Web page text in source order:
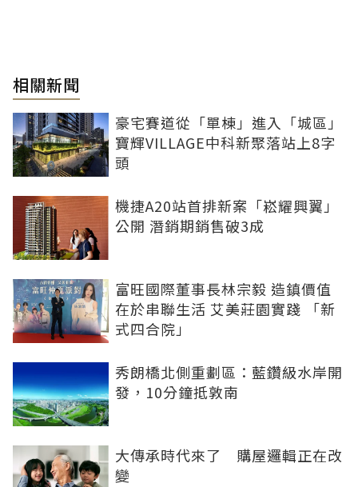
相關新聞
豪宅賽道從「單棟」進入「城區」
寶輝VILLAGE中科新聚落站上8字
頭
機捷A20站首排新案「崧耀興翼」
公開 潛銷期銷售破3成
富旺國際董事長林宗毅 造鎮價值
在於串聯生活 艾美莊園實踐 「新
式四合院」
秀朗橋北側重劃區：藍鑽級水岸開
發，10分鐘抵敦南
大傳承時代來了 購屋邏輯正在改
變